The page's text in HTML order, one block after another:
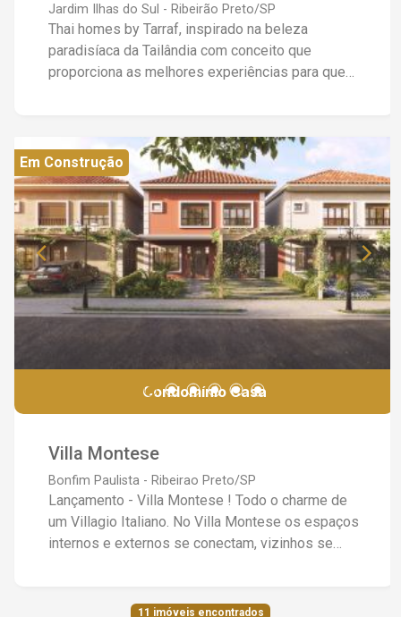
Jardim Ilhas do Sul - Ribeirão Preto/SP
Thai homes by Tarraf, inspirado na beleza
paradisíaca da Tailândia com conceito que
proporciona as melhores experiências para quem
são apartamentos de 92 e 123 m², com 2 ou 3
suítes e uma área de lazer incrível com Family
Space, Piscina, Salão de festas, Spa e muito
mais ! Valores a partir de R$910.000,00 ( Valores
sujeito a alteração conforme tabela da
construtora)
Em Construção
Condomínio Casa
Villa Montese
Bonfim Paulista - Ribeirao Preto/SP
Lançamento - Villa Montese ! Todo o charme de
um Villagio Italiano. No Villa Montese os espaços
internos e externos se conectam, vizinhos se
casa foi projetada para acolher e transformar,
11 imóveis encontrados